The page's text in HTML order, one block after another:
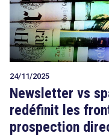
24/11/2025
Newsletter vs
redéfinit les
prospection